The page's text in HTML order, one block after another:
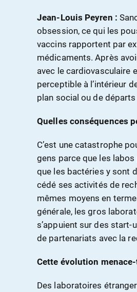
Jean-Louis Peyren :
obsession, ce qui les
vaccins rapportent par
médicaments. Après
avec le cardiovasculaire
perceptible à l’intérieur
plan social ou de
Quelles conséquences
C’est une catastrophe
gens parce que les
que les bactéries y sont
cédé ses activités de
mêmes moyens en
générale, les gros
s’appuient sur des start-
de partenariats avec la
Cette évolution
Des laboratoires